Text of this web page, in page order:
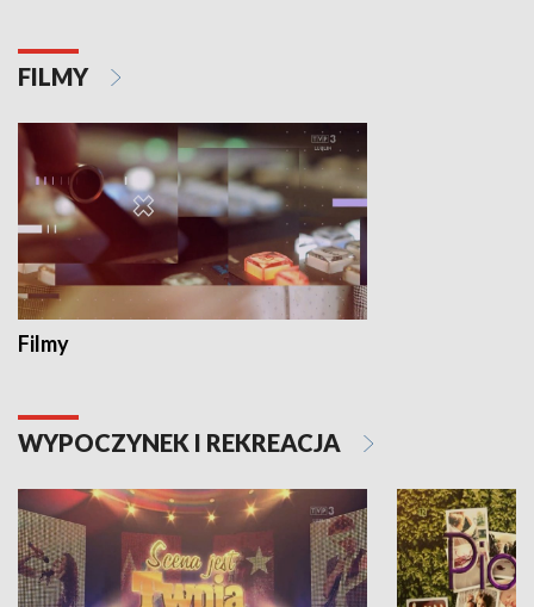
FILMY
Filmy
WYPOCZYNEK I REKREACJA